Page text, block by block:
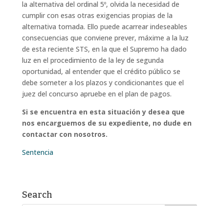
la alternativa del ordinal 5º, olvida la necesidad de
cumplir con esas otras exigencias propias de la
alternativa tomada. Ello puede acarrear indeseables
consecuencias que conviene prever, máxime a la luz
de esta reciente STS, en la que el Supremo ha dado
luz en el procedimiento de la ley de segunda
oportunidad, al entender que el crédito público se
debe someter a los plazos y condicionantes que el
juez del concurso apruebe en el plan de pagos.
Si se encuentra en esta situación y desea que
nos encarguemos de su expediente, no dude en
contactar con nosotros.
Sentencia
Search